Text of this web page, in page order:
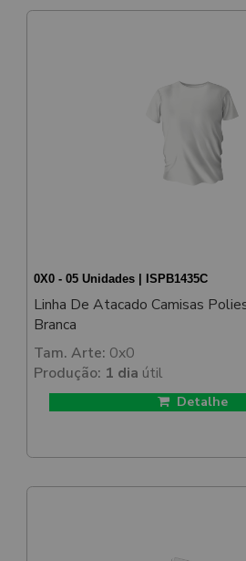
0X0 - 05 Unidades | ISPB1435C
Linha De Atacado Camisas
Branca
Tam. Arte: 0x0
Produção: 1 dia útil
Detalhe